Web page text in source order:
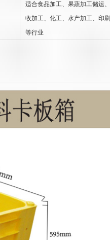
适合食品加工、果蔬加工储运
收加工、化工、水产加工、印
等行业